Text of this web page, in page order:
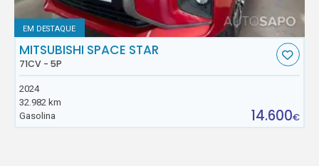
EM DESTAQUE
MITSUBISHI SPACE STAR
71CV - 5P
2024
32.982 km
Gasolina
14.600€